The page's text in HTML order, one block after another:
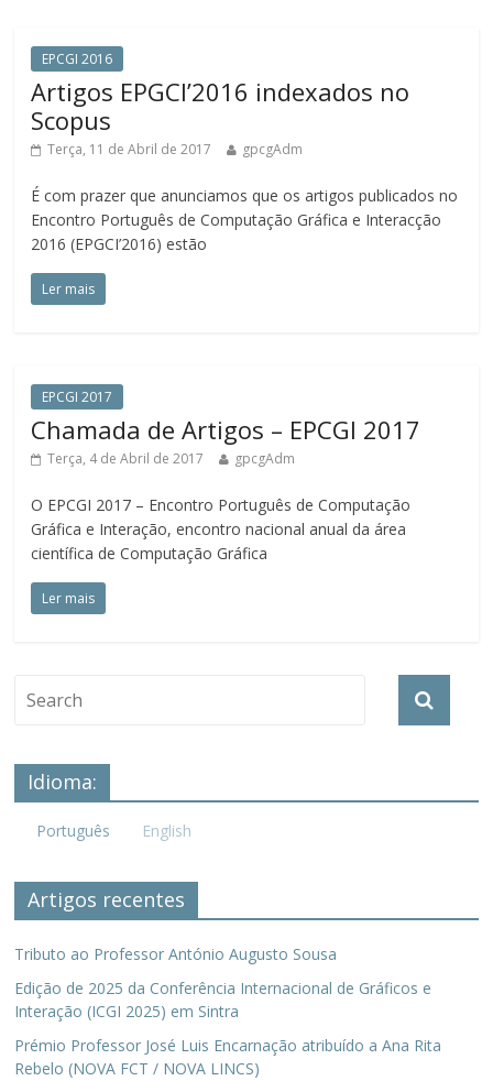
EPCGI 2016
Artigos EPGCI’2016 indexados no
Scopus
Terça, 11 de Abril de 2017 gpcgAdm
É com prazer que anunciamos que os artigos publicados no
Encontro Português de Computação Gráfica e Interacção
2016 (EPGCI’2016) estão
Ler mais
EPCGI 2017
Chamada de Artigos – EPCGI 2017
Terça, 4 de Abril de 2017 gpcgAdm
O EPCGI 2017 – Encontro Português de Computação
Gráfica e Interação, encontro nacional anual da área
científica de Computação Gráfica
Ler mais
Idioma:
Português English
Artigos recentes
Tributo ao Professor António Augusto Sousa
Edição de 2025 da Conferência Internacional de Gráficos e
Interação (ICGI 2025) em Sintra
Prémio Professor José Luis Encarnação atribuído a Ana Rita
Rebelo (NOVA FCT / NOVA LINCS)